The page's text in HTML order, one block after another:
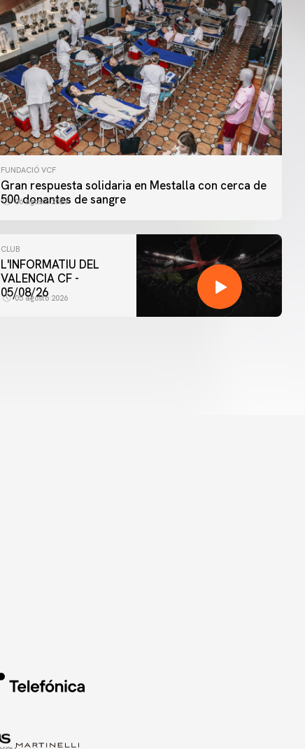
FUNDACIÓ VCF
Gran respuesta solidaria en Mestalla con cerca de
500 donantes de sangre
06 agosto 2026
CLUB
L'INFORMATIU DEL
VALENCIA CF -
05/08/26
05 agosto 2026